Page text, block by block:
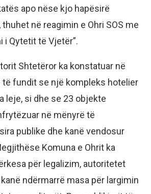
apo nëse kjo hapësirë
thuhet në reagimin e Ohri SOS me
i Qytetit të Vjetër”.
Shtetëror ka konstatuar në
të fundit se një kompleks hotelier
leje, si dhe se 23 objekte
në mënyrë të
publike dhe kanë vendosur
Komuna e Ohrit ka
për legalizim, autoritetet
ndërmarrë masa për largimin